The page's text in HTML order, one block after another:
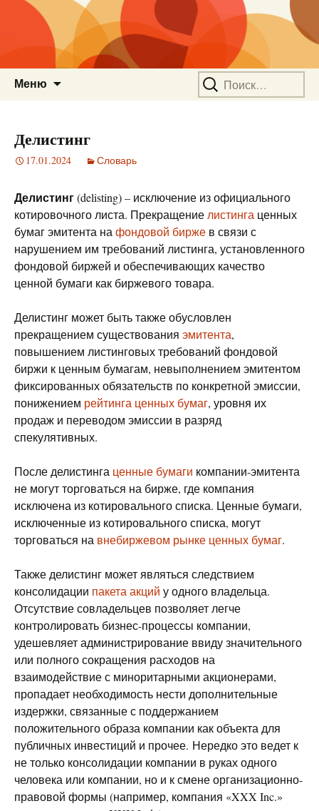
Меню Найти:
Делистинг
17.01.2024 Словарь
Делистинг(delisting) – исключение из официального
котировочного листа. Прекращение листинга ценных
бумаг эмитента на фондовой бирже в связи с
нарушением им требований листинга, установленного
фондовой биржей и обеспечивающих качество
ценной бумаги как биржевого товара.
Делистинг может быть также обусловлен
прекращением существования эмитента,
повышением листинговых требований фондовой
биржи к ценным бумагам, невыполнением эмитентом
фиксированных обязательств по конкретной эмиссии,
понижением рейтинга ценных бумаг, уровня их
продаж и переводом эмиссии в разряд
спекулятивных.
После делистинга ценные бумаги компании-эмитента
не могут торговаться на бирже, где компания
исключена из котировального списка. Ценные бумаги,
исключенные из котировального списка, могут
торговаться на внебиржевом рынке ценных бумаг.
Также делистинг может являться следствием
консолидации пакета акций у одного владельца.
Отсутствие совладельцев позволяет легче
контролировать бизнес-процессы компании,
удешевляет администрирование ввиду значительного
или полного сокращения расходов на
взаимодействие с миноритарными акционерами,
пропадает необходимость нести дополнительные
издержки, связанные с поддержанием
положительного образа компании как объекта для
публичных инвестиций и прочее. Нередко это ведет к
не только консолидации компании в руках одного
человека или компании, но и к смене организационно-
правовой формы (например, компания «XXX Inc.»